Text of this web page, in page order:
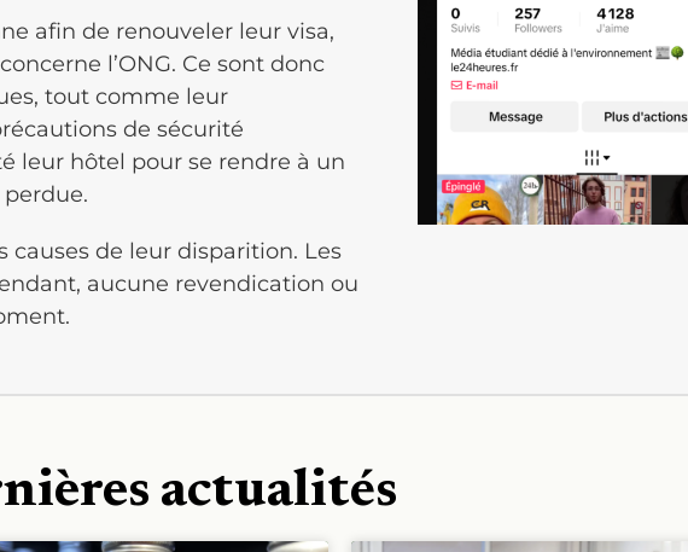
afin de renouveler leur visa,
l’ONG. Ce sont donc
tout comme leur
de sécurité
leur hôtel pour se rendre à un
causes de leur disparition. Les
aucune revendication ou
actualités